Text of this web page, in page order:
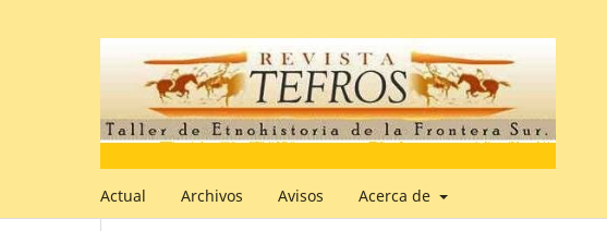
Actual Archivos Avisos Acerca de